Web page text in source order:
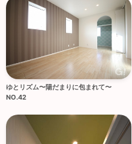
ゆとリズム〜陽だまりに包まれて〜
NO.42